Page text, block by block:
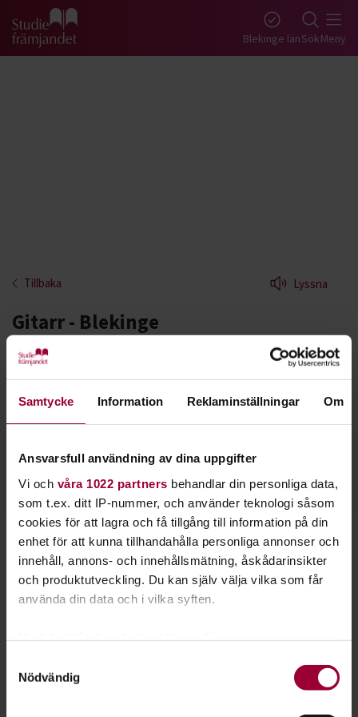
Samtycke Information Reklaminställningar Om
Ansvarsfull användning av dina uppgifter
Vi och våra 1022 partners behandlar din personliga data,
som t.ex. ditt IP-nummer, och använder teknologi såsom
cookies för att lagra och få tillgång till information på din
enhet för att kunna tillhandahålla personliga annonser och
innehåll, annons- och innehållsmätning, åskådarinsikter
och produktutveckling. Du kan själv välja vilka som får
använda din data och i vilka syften.
som kan ha en noggrannhet på upp till flera meter
Nödvändig
Gå till studiefrämjandets startsida Blekinge länSökMeny
Tillbaka Lyssna
Gitarr - Blekinge
Gitarren är ett av våra mest omtyckta instrument.
Lär dig kompa vid lägerelden eller spela tunga
riff på scenen.
Välj bland vårt utbud
Klaffgitarr
Studiefrämjandet har kurser i bådeelgitarr,akustisk gitarr
ochklaffgitarr- både i grupp och individuellt.
Lär dig olika speltekniker, ackord, komp och solospel. Den
som provat att spela gitarr vet att möjligheterna närmast
med till festen eller hem till familjen. Att använda gitarren